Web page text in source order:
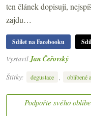
ten článek dopisuji,
zajdu…
Sdílet na Facebooku
Vystavil Jan Čeřovský
Štítky:
degustace , oblíbené
Podpořte svého